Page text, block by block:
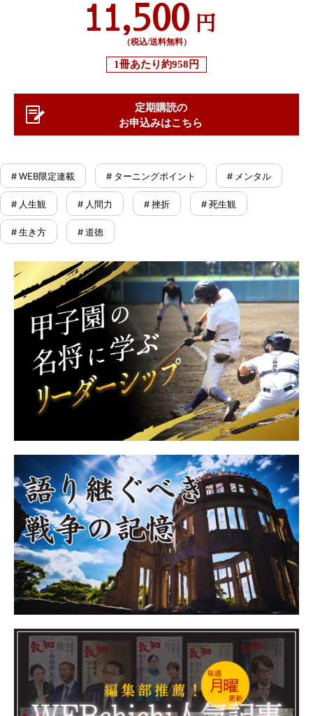
11,500 円
（税込/送料無料）
1冊あたり約958円
定期購読の
お申込みはこちら
# WEB限定連載 # ターニングポイント # メンタル
# 人生観 # 人間力 # 挫折 # 死生観
# 生き方 # 道徳